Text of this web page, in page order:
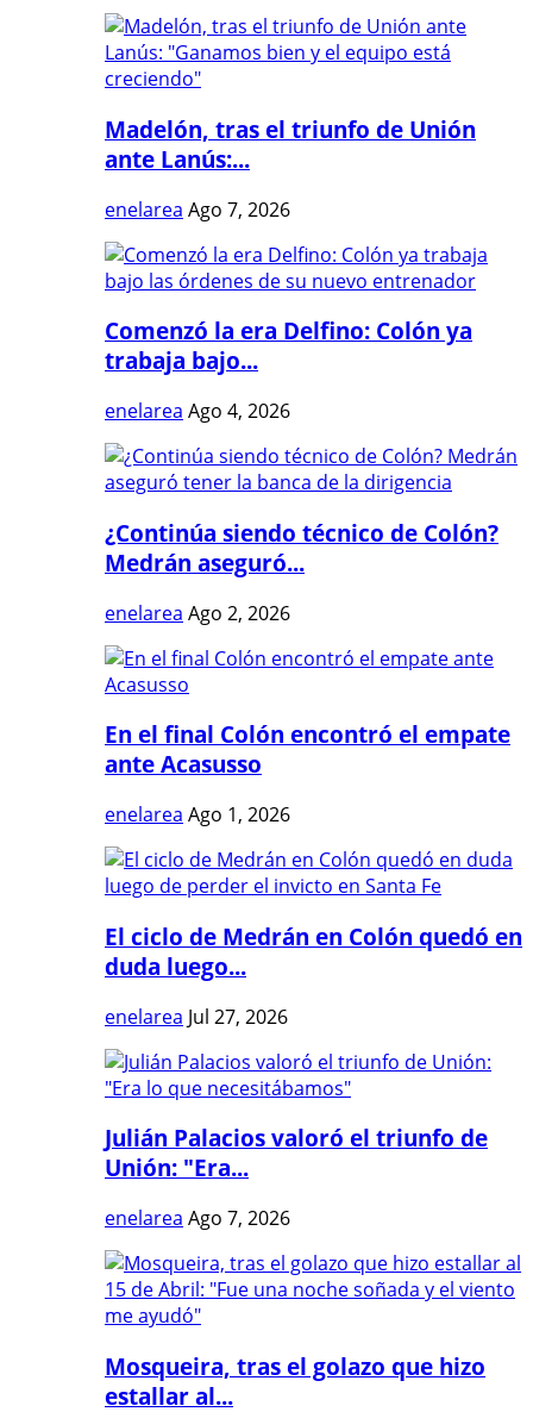
Madelón, tras el triunfo de Unión
ante Lanús:...
enelarea Ago 7, 2026
Comenzó la era Delfino: Colón ya
trabaja bajo...
enelarea Ago 4, 2026
¿Continúa siendo técnico de Colón?
Medrán aseguró...
enelarea Ago 2, 2026
En el final Colón encontró el empate
ante Acasusso
enelarea Ago 1, 2026
El ciclo de Medrán en Colón quedó en
duda luego...
enelarea Jul 27, 2026
Julián Palacios valoró el triunfo de
Unión: "Era...
enelarea Ago 7, 2026
Mosqueira, tras el golazo que hizo
estallar al...